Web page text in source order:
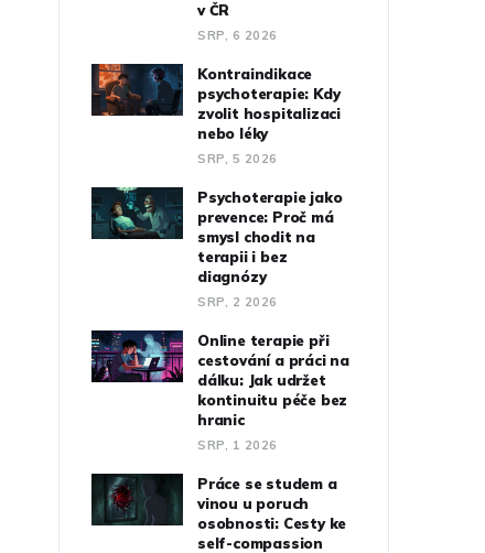
v ČR
SRP, 6 2026
Kontraindikace
psychoterapie: Kdy
zvolit hospitalizaci
nebo léky
SRP, 5 2026
Psychoterapie jako
prevence: Proč má
smysl chodit na
terapii i bez
diagnózy
SRP, 2 2026
Online terapie při
cestování a práci na
dálku: Jak udržet
kontinuitu péče bez
hranic
SRP, 1 2026
Práce se studem a
vinou u poruch
osobnosti: Cesty ke
self-compassion